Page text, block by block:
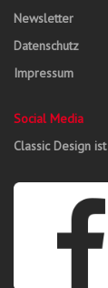
Newsletter
Datenschutz
Impressum
Social Media
Classic Design